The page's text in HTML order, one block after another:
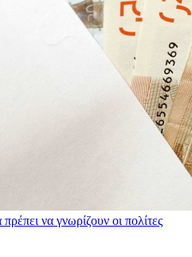
να γνωρίζουν οι πολίτες